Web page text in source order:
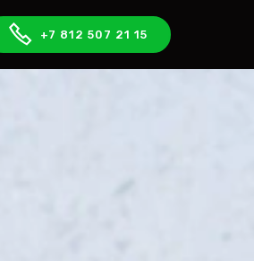
+7 812 507 21 15